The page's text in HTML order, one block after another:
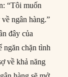
“Tôi muốn
ngân hàng.”
đây của
ngăn chặn tình
về khả năng